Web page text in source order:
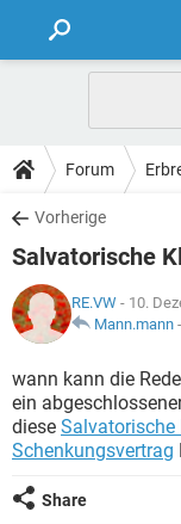
FORUM
TIPPS
Forum
Vorherige
Salvatorische
RE.VW - 10.
Mann.mann -
wann kann die
ein
diese Salvatorische
Schenkungsvertrag
Share